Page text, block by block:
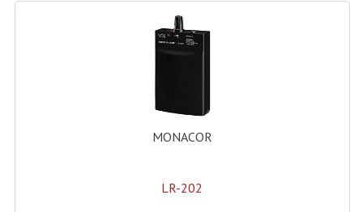
Accessoires Pieds Cellules Diamants
Accessoires Enceintes
Pieds D'enceintes
MONACOR
LR-202